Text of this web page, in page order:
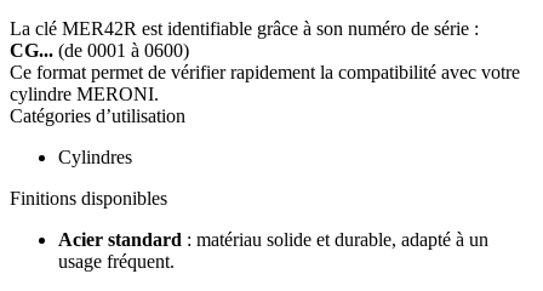
La clé MER42R est identifiable grâce à son numéro de série :
CG... (de 0001 à 0600)
Ce format permet de vérifier rapidement la compatibilité avec votre
cylindre MERONI.
Catégories d’utilisation
Cylindres
Finitions disponibles
Acier standard : matériau solide et durable, adapté à un
usage fréquent.